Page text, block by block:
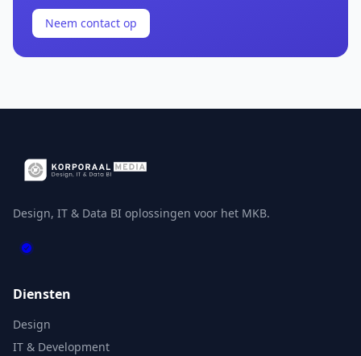
Neem contact op
Design, IT & Data BI oplossingen voor het MKB.
Diensten
Design
IT & Development